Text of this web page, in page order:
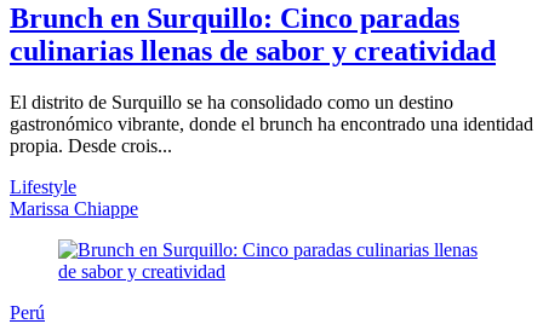
Brunch en Surquillo: Cinco paradas
culinarias llenas de sabor y creatividad
El distrito de Surquillo se ha consolidado como un destino
gastronómico vibrante, donde el brunch ha encontrado una identidad
propia. Desde crois...
Lifestyle
Marissa Chiappe
Perú